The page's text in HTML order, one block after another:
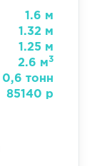
1.6 м
1.32 м
1.25 м
2.6 м3
0,6 тонн
85140 р